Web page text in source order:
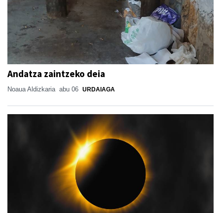
Andatza zaintzeko deia
Noaua Aldizkaria abu 06 URDAIAGA